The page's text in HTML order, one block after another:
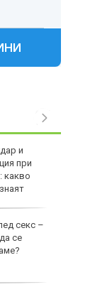
и
при
какво
секс –
се